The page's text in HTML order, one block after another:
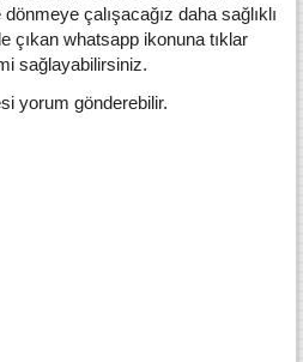
çalışacağız daha sağlıklı
çıkan whatsapp ikonuna tıklar
sağlayabilirsiniz.
yorum gönderebilir.